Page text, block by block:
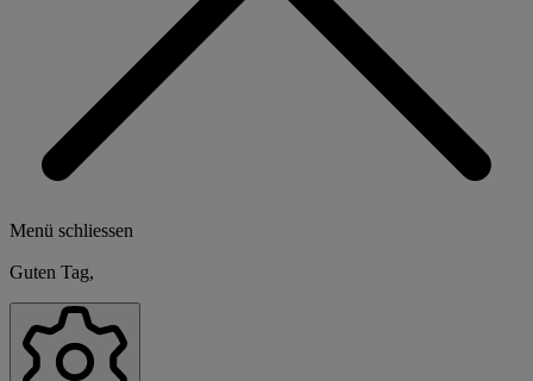
Menü schliessen
Guten Tag,